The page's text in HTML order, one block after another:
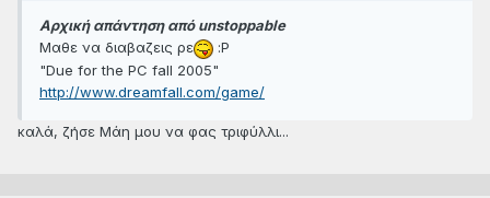
Αρχική απάντηση από unstoppable
Μαθε να διαβαζεις ρε
:P
"Due for the PC fall 2005"
http://www.dreamfall.com/game/
καλά, ζήσε Μάη μου να φας τριφύλλι...